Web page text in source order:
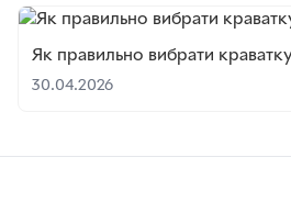
Як правильно вибрати
30.04.2026